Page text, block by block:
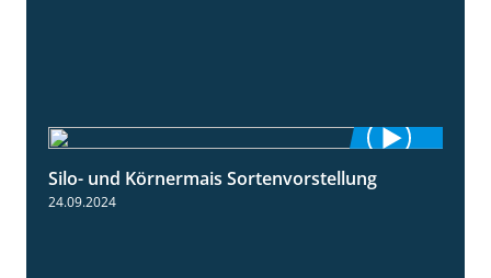
4:26
Silo- und Körnermais Sortenvorstellung
24.09.2024